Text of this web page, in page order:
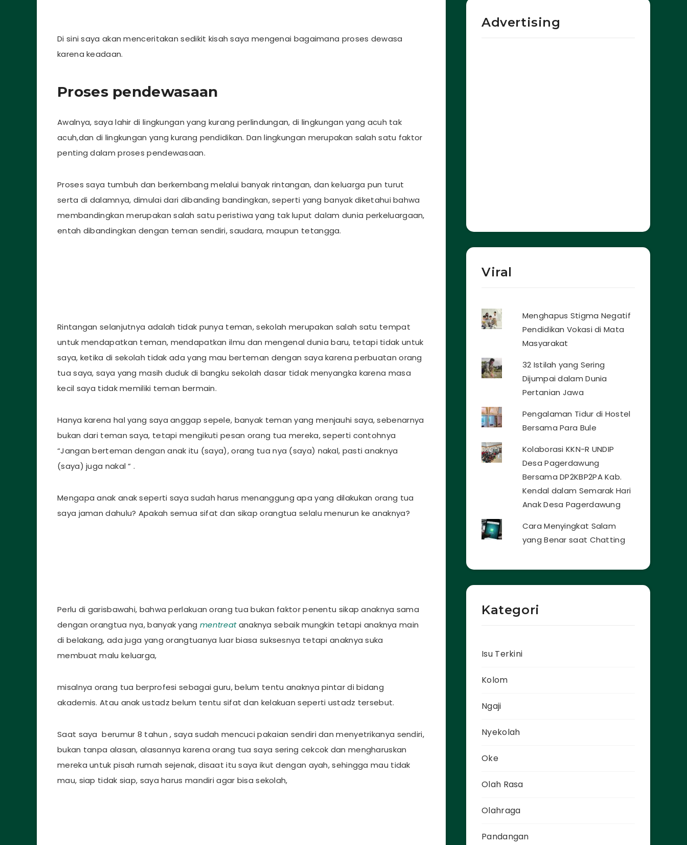
Di sini saya akan menceritakan sedikit kisah saya mengenai bagaimana proses dewasa
karena keadaan.
Proses pendewasaan
Awalnya, saya lahir di lingkungan yang kurang perlindungan, di lingkungan yang acuh tak
acuh,dan di lingkungan yang kurang pendidikan. Dan lingkungan merupakan salah satu faktor
penting dalam proses pendewasaan.
Proses saya tumbuh dan berkembang melalui banyak rintangan, dan keluarga pun turut
serta di dalamnya, dimulai dari dibanding bandingkan, seperti yang banyak diketahui bahwa
membandingkan merupakan salah satu peristiwa yang tak luput dalam dunia perkeluargaan,
entah dibandingkan dengan teman sendiri, saudara, maupun tetangga.
Rintangan selanjutnya adalah tidak punya teman, sekolah merupakan salah satu tempat
untuk mendapatkan teman, mendapatkan ilmu dan mengenal dunia baru, tetapi tidak untuk
saya, ketika di sekolah tidak ada yang mau berteman dengan saya karena perbuatan orang
tua saya, saya yang masih duduk di bangku sekolah dasar tidak menyangka karena masa
kecil saya tidak memiliki teman bermain.
Hanya karena hal yang saya anggap sepele, banyak teman yang menjauhi saya, sebenarnya
bukan dari teman saya, tetapi mengikuti pesan orang tua mereka, seperti contohnya
“Jangan berteman dengan anak itu (saya), orang tua nya (saya) nakal, pasti anaknya
(saya) juga nakal “ .
Mengapa anak anak seperti saya sudah harus menanggung apa yang dilakukan orang tua
saya jaman dahulu? Apakah semua sifat dan sikap orangtua selalu menurun ke anaknya?
Perlu di garisbawahi, bahwa perlakuan orang tua bukan faktor penentu sikap anaknya sama
dengan orangtua nya, banyak yang mentreatanaknya sebaik mungkin tetapi anaknya main
di belakang, ada juga yang orangtuanya luar biasa suksesnya tetapi anaknya suka
membuat malu keluarga,
misalnya orang tua berprofesi sebagai guru, belum tentu anaknya pintar di bidang
akademis. Atau anak ustadz belum tentu sifat dan kelakuan seperti ustadz tersebut.
Saat saya berumur 8 tahun , saya sudah mencuci pakaian sendiri dan menyetrikanya sendiri,
bukan tanpa alasan, alasannya karena orang tua saya sering cekcok dan mengharuskan
mereka untuk pisah rumah sejenak, disaat itu saya ikut dengan ayah, sehingga mau tidak
mau, siap tidak siap, saya harus mandiri agar bisa sekolah,
Advertising
Viral
Menghapus Stigma Negatif
Pendidikan Vokasi di Mata
Masyarakat
32 Istilah yang Sering
Dijumpai dalam Dunia
Pertanian Jawa
Pengalaman Tidur di Hostel
Bersama Para Bule
Kolaborasi KKN-R UNDIP
Desa Pagerdawung
Bersama DP2KBP2PA Kab.
Kendal dalam Semarak Hari
Anak Desa Pagerdawung
Cara Menyingkat Salam
yang Benar saat Chatting
Kategori
Isu Terkini
Kolom
Ngaji
Nyekolah
Oke
Olah Rasa
Olahraga
Pandangan